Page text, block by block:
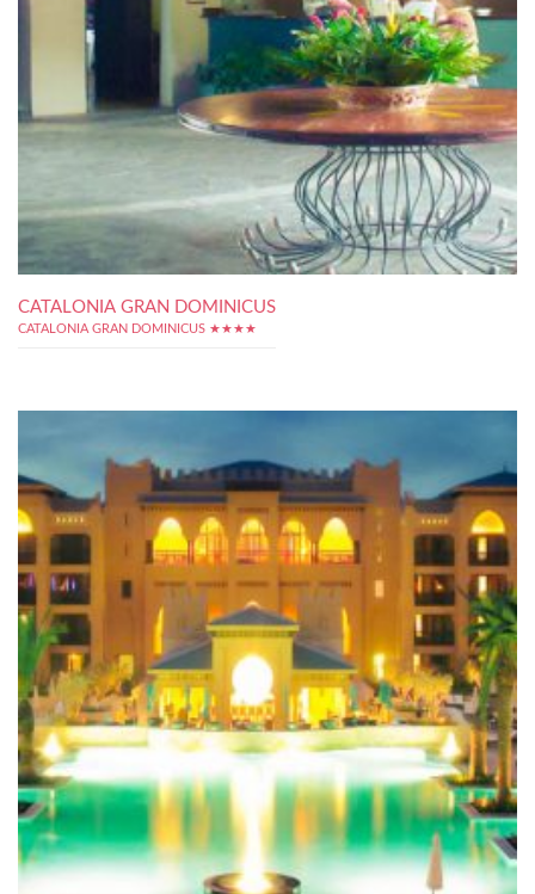
CATALONIA GRAN DOMINICUS
CATALONIA GRAN DOMINICUS ★★★★